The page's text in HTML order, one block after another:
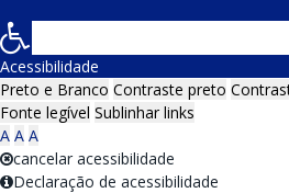
Acessibilidade
Preto e Branco Contraste preto
Fonte legível Sublinhar links
A A A
cancelar acessibilidade
Declaração de acessibilidade